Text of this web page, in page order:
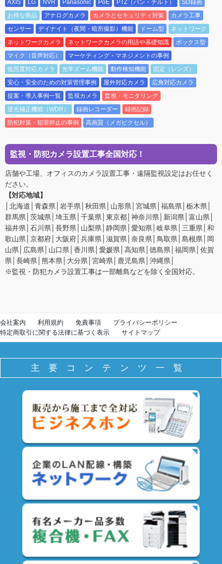
AXIS LG NVR Panasonic PoE PTZ（パン・チルト）
SD録画
お得な商品
アナログカメラ カメラとセキュリティ対策
カメラ工事
センサー
デイナイト（夜間・暗所撮影）機能 ドーム型
ネットワーク
ネットワークカメラ
ネットワークカメラの用語や基礎知識
ボックス型
マイク（音声対応）
マーケティング・マネジメントの事例
低照度対応カメラ
光学ズーム機能 動作検知機能
固定（レンズ）
安心・安全のための対策管理事例
屋外対応カメラ
広角対応カメラ
提案・導入事例一覧
監視カメラ
監視・モニタリング
逆光補正機能（WDR）
録画レコーダー
録画記録
防犯対策・犯罪抑止の事例
高画質（メガピクセル）
監視・防犯カメラ設置工事全国対応！
店舗や工場、オフィスのカメラ設置工事・遠隔監視設定はお任せく
ださい。
【対応地域】
│北海道│青森県│岩手県│秋田県│山形県│宮城県│福島県│栃木県│
群馬県│茨城県│埼玉県│千葉県│東京都│神奈川県│新潟県│富山県│
福井県│石川県│長野県│山梨県│静岡県│愛知県│岐阜県│三重県│和
歌山県│京都府│大阪府│兵庫県│滋賀県│奈良県│鳥取県│島根県│岡
山県│広島県│山口県│香川県│愛媛県│高知県│徳島県│福岡県│佐賀
県│長崎県│熊本県│大分県│宮崎県│鹿児島県│沖縄県│
※監視・防犯カメラ設置工事は一部離島などを除く全国対応。
会社案内 利用規約 免責事項
プライバシーポリシー
特定商取引に関する法律に基づく表示
サイトマップ
主要コンテンツ一覧